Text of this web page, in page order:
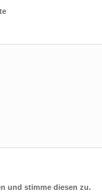
und stimme diesen zu.